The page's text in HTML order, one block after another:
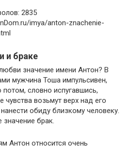
2835
imya/anton-znachenie-
и браке
значение имени Антон? В
мужчина Тоша импульсивен,
словно испугавшись,
чувства возьмут верх над его
обиду близкому человеку.
брак.
Антон относится очень